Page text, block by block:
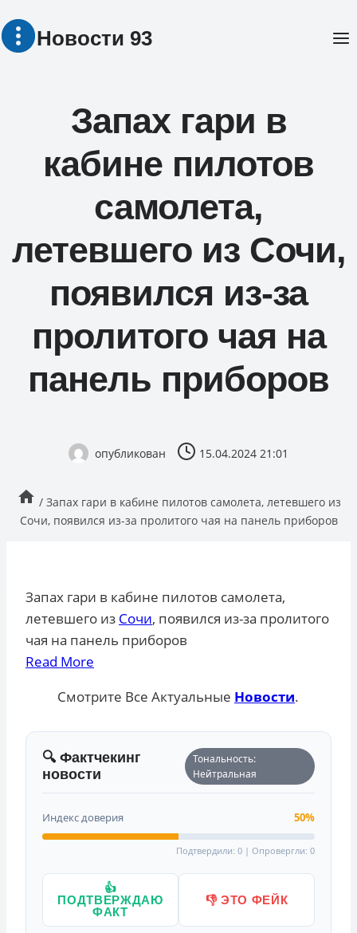
Перейти
Новости 93
Запах гари в
кабине пилотов
самолета,
летевшего из Сочи,
появился из-за
пролитого чая на
панель приборов
опубликован 15.04.2024 21:01
/ Запах гари в кабине пилотов самолета, летевшего из
Сочи, появился из-за пролитого чая на панель приборов
Запах гари в кабине пилотов самолета,
летевшего из Сочи, появился из-за пролитого
чая на панель приборов
Read More
Смотрите Все Актуальные Новости.
🔍 Фактчекинг
новости
Тональность:
Нейтральная
Индекс доверия 50%
Подтвердили: 0 | Опровергли: 0
👍
ПОДТВЕРЖДАЮ
ФАКТ
👎 ЭТО ФЕЙК